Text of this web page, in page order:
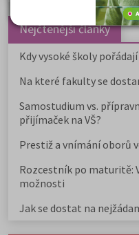
Nejčtenější články
Kdy vysoké školy
Na které fakulty se
Samostudium vs.
přijímaček na VŠ?
Prestiž a vnímání oborů
Rozcestník po maturitě:
možnosti
Jak se dostat na